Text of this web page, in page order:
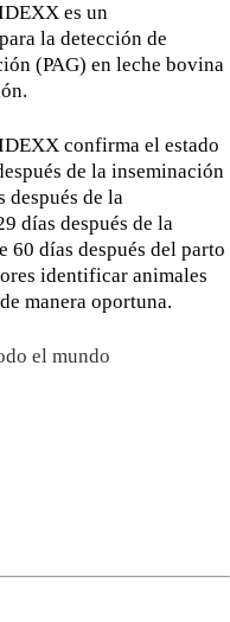
es un
la detección de
(PAG) en leche bovina
confirma el estado
de la inseminación
después de la
días después de la
60 días después del parto
identificar animales
manera oportuna.
el mundo